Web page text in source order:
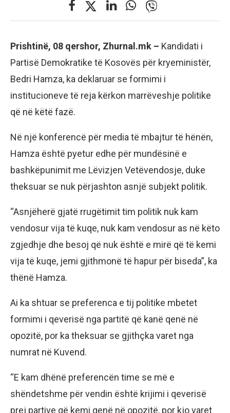
Prishtinë, 08 qershor, Zhurnal.mk – Kandidati i
Partisë Demokratike të Kosovës për kryeministër,
Bedri Hamza, ka deklaruar se formimi i
institucioneve të reja kërkon marrëveshje politike
që në këtë fazë.
Në një konferencë për media të mbajtur të hënën,
Hamza është pyetur edhe për mundësinë e
bashkëpunimit me Lëvizjen Vetëvendosje, duke
theksuar se nuk përjashton asnjë subjekt politik.
“Asnjëherë gjatë rrugëtimit tim politik nuk kam
vendosur vija të kuqe, nuk kam vendosur as në këto
zgjedhje dhe besoj që nuk është e mirë që të kemi
vija të kuqe, jemi gjithmonë të hapur për biseda”, ka
thënë Hamza.
Ai ka shtuar se preferenca e tij politike mbetet
formimi i qeverisë nga partitë që kanë qenë në
opozitë, por ka theksuar se gjithçka varet nga
numrat në Kuvend.
“E kam dhënë preferencën time se më e
shëndetshme për vendin është krijimi i qeverisë
prej partive që kemi qenë në opozitë, por kjo varet